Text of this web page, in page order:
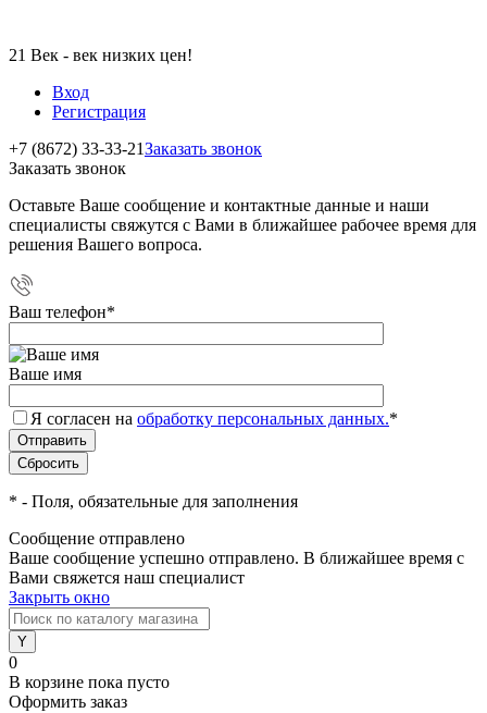
21 Век - век низких цен!
Вход
Регистрация
+7 (8672) 33-33-21Заказать звонок
Заказать звонок
Оставьте Ваше сообщение и контактные данные и наши
специалисты свяжутся с Вами в ближайшее рабочее время для
решения Вашего вопроса.
Ваш телефон*
Ваше имя
Я согласен на обработку персональных данных.*
* - Поля, обязательные для заполнения
Сообщение отправлено
Ваше сообщение успешно отправлено. В ближайшее время с
Вами свяжется наш специалист
Закрыть окно
0
В корзине пока пусто
Оформить заказ